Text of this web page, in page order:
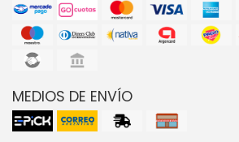
MEDIOS DE ENVÍO